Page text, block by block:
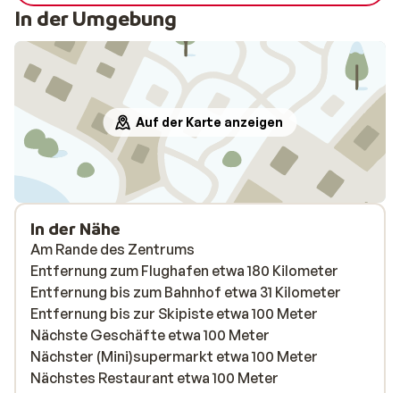
In der Umgebung
Auf der Karte anzeigen
In der Nähe
Am Rande des Zentrums
Entfernung zum Flughafen etwa 180 Kilometer
Entfernung bis zum Bahnhof etwa 31 Kilometer
Entfernung bis zur Skipiste etwa 100 Meter
Nächste Geschäfte etwa 100 Meter
Nächster (Mini)supermarkt etwa 100 Meter
Nächstes Restaurant etwa 100 Meter